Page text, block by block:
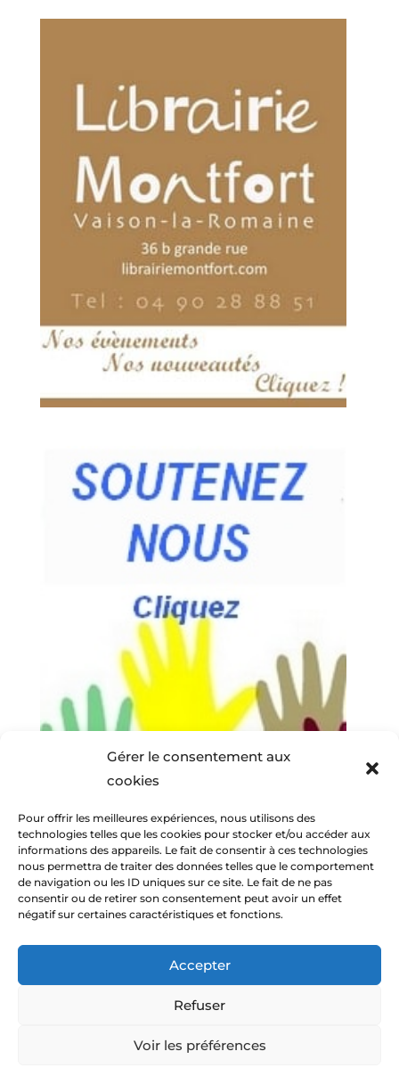
Gérer le consentement aux
cookies
Pour offrir les meilleures expériences, nous utilisons des
technologies telles que les cookies pour stocker et/ou accéder aux
informations des appareils. Le fait de consentir à ces technologies
nous permettra de traiter des données telles que le comportement
de navigation ou les ID uniques sur ce site. Le fait de ne pas
consentir ou de retirer son consentement peut avoir un effet
négatif sur certaines caractéristiques et fonctions.
Accepter
Refuser
Voir les préférences
© Amitiés Voconces 2013-2026 -